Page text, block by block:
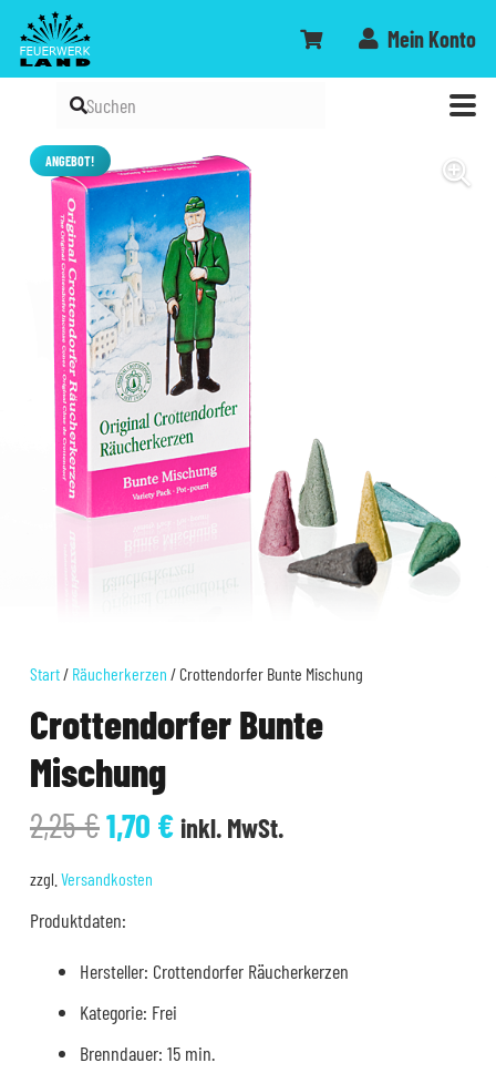
Mein Konto
ANGEBOT!
Start/ Räucherkerzen / Crottendorfer Bunte Mischung
Crottendorfer Bunte
Mischung
2,25€Ursprünglicher
Preis
war:
2,25 €
1,70 €Aktueller
inkl. MwSt.
zzgl. Versandkosten
Produktdaten:
Hersteller: Crottendorfer Räucherkerzen
Kategorie: Frei
Brenndauer: 15 min.